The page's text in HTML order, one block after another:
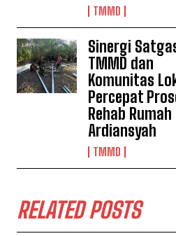
TMMD
Sinergi
TMMD dan
Komunitas
Percepat
Rehab Rumah
Ardiansyah
TMMD
RELATED POSTS